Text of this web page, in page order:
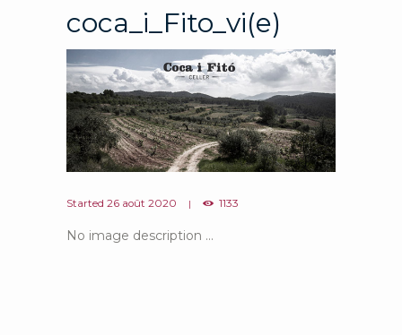
coca_i_Fito_vi(e)
Started 26 août 2020 1133
No image description ...